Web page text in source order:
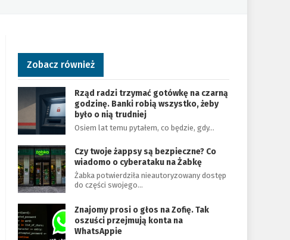
Zobacz również
Rząd radzi trzymać gotówkę na czarną
godzinę. Banki robią wszystko, żeby
było o nią trudniej
Osiem lat temu pytałem, co będzie, gdy…
Czy twoje żappsy są bezpieczne? Co
wiadomo o cyberataku na Żabkę
Żabka potwierdziła nieautoryzowany dostęp
do części swojego…
Znajomy prosi o głos na Zofię. Tak
oszuści przejmują konta na
WhatsAppie